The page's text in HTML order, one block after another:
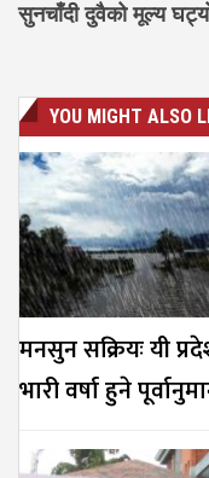
सुनचाँदी दुवैको मूल्य
YOU MIGHT ALSO
मनसुन सक्रियः यी
भारी वर्षा हुने